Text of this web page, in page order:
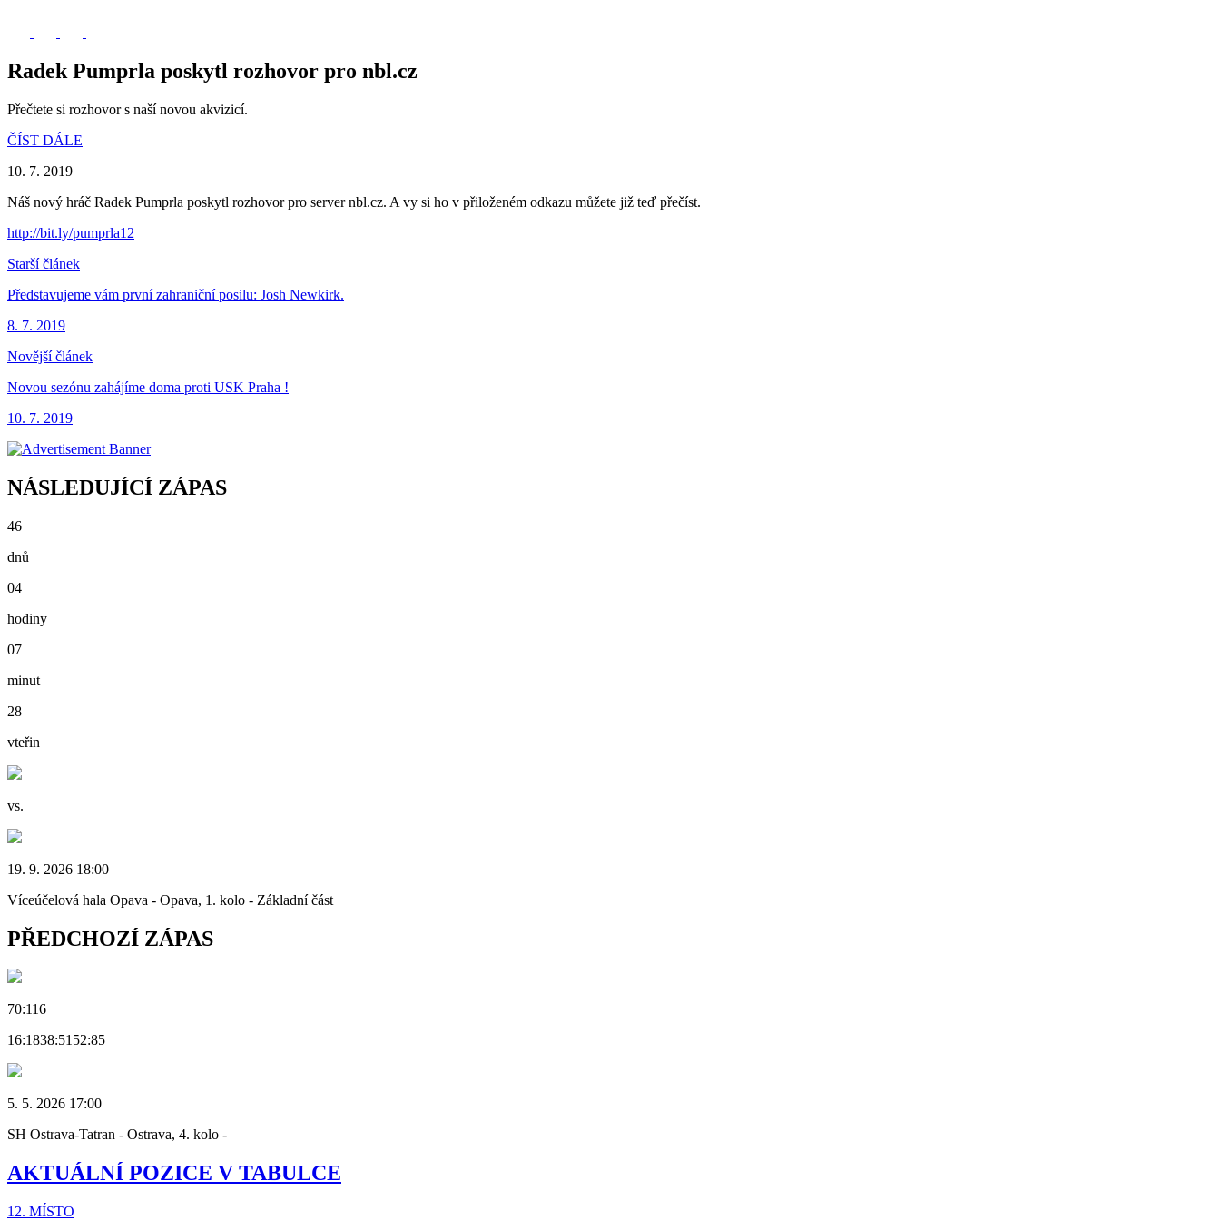
Radek Pumprla poskytl rozhovor pro nbl.cz
Přečtete si rozhovor s naší novou akvizicí.
ČÍST DÁLE
10. 7. 2019
Náš nový hráč Radek Pumprla poskytl rozhovor pro server nbl.cz. A vy si ho v přiloženém odkazu můžete již teď přečíst.
http://bit.ly/pumprla12
Starší článek
Představujeme vám první zahraniční posilu: Josh Newkirk.
8. 7. 2019
Novější článek
Novou sezónu zahájíme doma proti USK Praha !
10. 7. 2019
NÁSLEDUJÍCÍ ZÁPAS
46
dnů
04
hodiny
07
minut
28
vteřin
vs.
19. 9. 2026 18:00
Víceúčelová hala Opava - Opava, 1. kolo - Základní část
PŘEDCHOZÍ ZÁPAS
70:116
16:1838:5152:85
5. 5. 2026 17:00
SH Ostrava-Tatran - Ostrava, 4. kolo -
AKTUÁLNÍ POZICE V TABULCE
12. MÍSTO